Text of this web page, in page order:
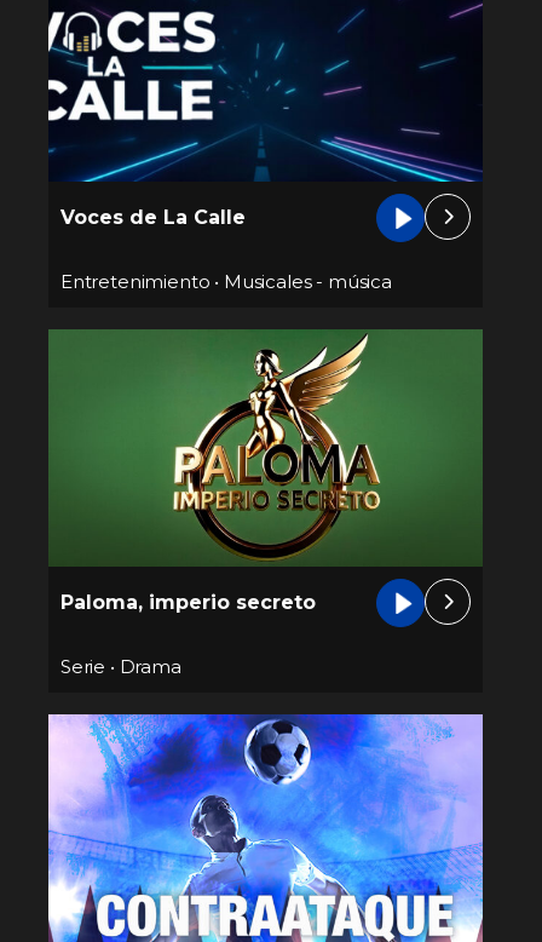
Voces de La Calle
Entretenimiento • Musicales - música
Paloma, imperio secreto
Serie • Drama